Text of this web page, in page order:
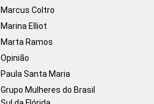
Marcus Coltro
Marina Elliot
Marta Ramos
Opinião
Paula Santa Maria
Grupo Mulheres do Brasil